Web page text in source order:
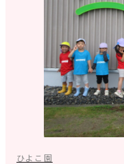
ひよこ園